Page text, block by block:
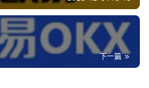
下一篇